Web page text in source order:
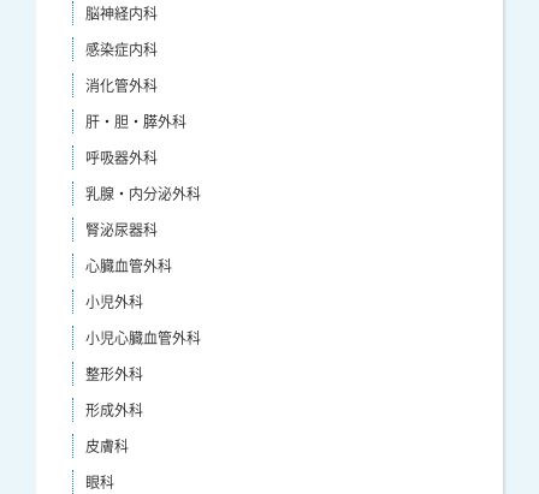
脳神経内科
感染症内科
消化管外科
肝・胆・膵外科
呼吸器外科
乳腺・内分泌外科
腎泌尿器科
心臓血管外科
小児外科
小児心臓血管外科
整形外科
形成外科
皮膚科
眼科